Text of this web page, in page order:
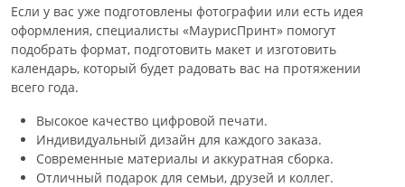
Если у вас уже подготовлены фотографии или есть идея
оформления, специалисты «МаурисПринт» помогут
подобрать формат, подготовить макет и изготовить
календарь, который будет радовать вас на протяжении
всего года.
Высокое качество цифровой печати.
Индивидуальный дизайн для каждого заказа.
Современные материалы и аккуратная сборка.
Отличный подарок для семьи, друзей и коллег.